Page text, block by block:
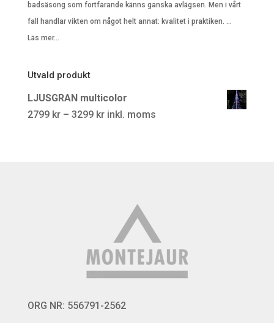
badsäsong som fortfarande känns ganska avlägsen. Men i vårt
fall handlar vikten om något helt annat: kvalitet i praktiken. …
Läs mer...
Utvald produkt
LJUSGRAN multicolor
2799 kr – 3299 krPrisintervall:
inkl. moms
ORG NR: 556791-2562